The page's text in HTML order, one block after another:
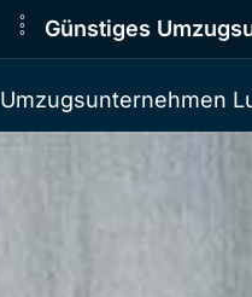
Günstiges
Umzugsunternehmen